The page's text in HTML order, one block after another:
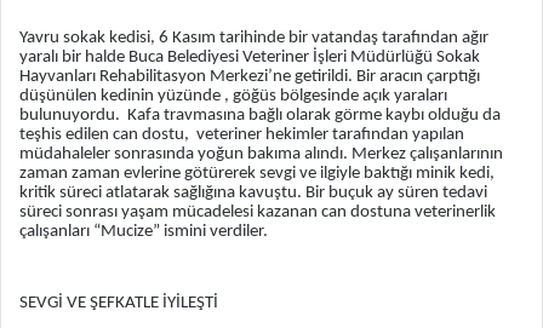
Yavru sokak kedisi, 6 Kasım tarihinde bir vatandaş tarafından ağır
yaralı bir halde Buca Belediyesi Veteriner İşleri Müdürlüğü Sokak
Hayvanları Rehabilitasyon Merkezi’ne getirildi. Bir aracın çarptığı
düşünülen kedinin yüzünde , göğüs bölgesinde açık yaraları
bulunuyordu. Kafa travmasına bağlı olarak görme kaybı olduğu da
teşhis edilen can dostu, veteriner hekimler tarafından yapılan
müdahaleler sonrasında yoğun bakıma alındı. Merkez çalışanlarının
zaman zaman evlerine götürerek sevgi ve ilgiyle baktığı minik kedi,
kritik süreci atlatarak sağlığına kavuştu. Bir buçuk ay süren tedavi
süreci sonrası yaşam mücadelesi kazanan can dostuna veterinerlik
çalışanları “Mucize” ismini verdiler.
SEVGİ VE ŞEFKATLE İYİLEŞTİ